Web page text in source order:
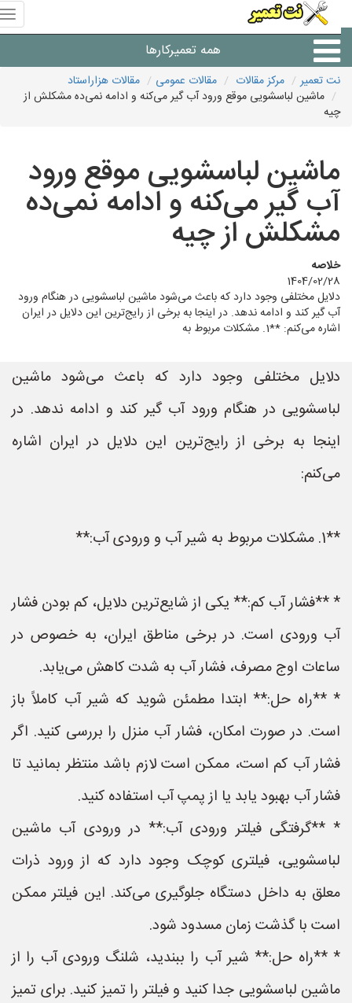
همه تعمیرکارها
شرکت های تعمیرات لوازم
نت تعمیر مرکز مقالات مقالات عمومی
مقالات هزاراستاد
ماشین لباسشویی موقع ورود آب گیر می‌کنه و ادامه نمی‌ده مشکلش از
چیه
ماشین لباسشویی موقع ورود
آب گیر می‌کنه و ادامه نمی‌ده
مشکلش از چیه
خلاصه
1404/02/28
دلایل مختلفی وجود دارد که باعث می‌شود ماشین لباسشویی در هنگام ورود
آب گیر کند و ادامه ندهد. در اینجا به برخی از رایج‌ترین این دلایل در ایران
اشاره می‌کنم: **1. مشکلات مربوط به
دلایل مختلفی وجود دارد که باعث می‌شود ماشین
لباسشویی در هنگام ورود آب گیر کند و ادامه ندهد. در
اینجا به برخی از رایج‌ترین این دلایل در ایران اشاره
می‌کنم:
**1. مشکلات مربوط به شیر آب و ورودی آب:**
* **فشار آب کم:** یکی از شایع‌ترین دلایل، کم بودن فشار
آب ورودی است. در برخی مناطق ایران، به خصوص در
ساعات اوج مصرف، فشار آب به شدت کاهش می‌یابد.
* **راه حل:** ابتدا مطمئن شوید که شیر آب کاملاً باز
است. در صورت امکان، فشار آب منزل را بررسی کنید. اگر
فشار آب کم است، ممکن است لازم باشد منتظر بمانید تا
فشار آب بهبود یابد یا از پمپ آب استفاده کنید.
* **گرفتگی فیلتر ورودی آب:** در ورودی آب ماشین
لباسشویی، فیلتری کوچک وجود دارد که از ورود ذرات
معلق به داخل دستگاه جلوگیری می‌کند. این فیلتر ممکن
است با گذشت زمان مسدود شود.
* **راه حل:** شیر آب را ببندید، شلنگ ورودی آب را از
ماشین لباسشویی جدا کنید و فیلتر را تمیز کنید. برای تمیز